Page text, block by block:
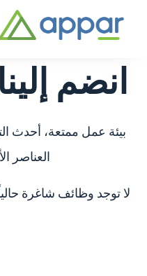
انضم
بيئة عمل ممتعة، أحدث
العناصر
لا توجد وظائف شاغرة